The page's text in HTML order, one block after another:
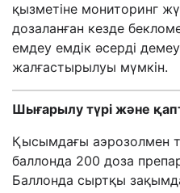
қызметіне мониторинг
дозаланған кезде
емдеу емдік әсерді
жалғастырылуы мүмкін.
Шығарылу түрі және
Қысымдағы аэрозолмен
баллонда 200 доза
Баллонда сыртқы